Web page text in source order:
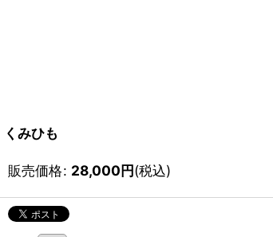
くみひも
販売価格: 28,000円(税込)